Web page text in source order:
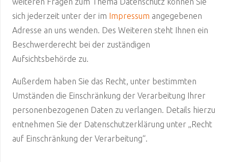
sich jederzeit unter der im Impressum angegebenen
Adresse an uns wenden. Des Weiteren steht Ihnen ein
Beschwerderecht bei der zuständigen
Aufsichtsbehörde zu.
Außerdem haben Sie das Recht, unter bestimmten
Umständen die Einschränkung der Verarbeitung Ihrer
personenbezogenen Daten zu verlangen. Details hierzu
entnehmen Sie der Datenschutzerklärung unter „Recht
auf Einschränkung der Verarbeitung“.